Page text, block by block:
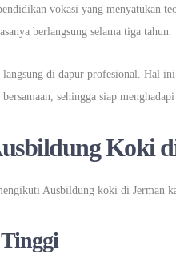
vokasi yang menyatukan
berlangsung selama tiga tahun.
di dapur profesional. Hal
sehingga siap
Koki
Ausbildung koki di Jerman